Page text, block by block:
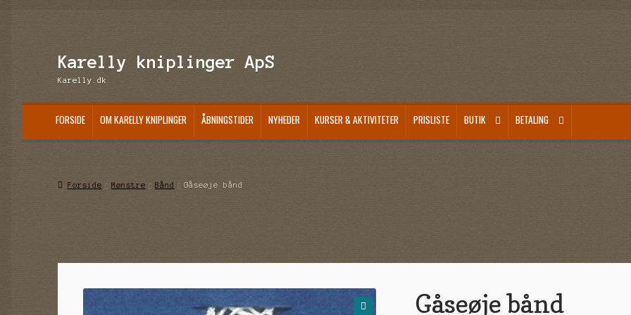
Spring
Spring
Karelly kniplinger ApS
Karelly.dk
FORSIDE OM KARELLY KNIPLINGER ÅBNINGSTIDER NYHEDER KURSER & AKTIVITETER PRISLISTE BUTIK BETALING
Forside Mønstre Bånd Gåseøje bånd
Gåseøje bånd